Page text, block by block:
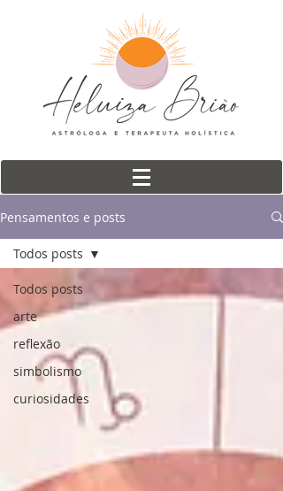
Pensamentos e posts
Todos posts
arte
reflexão
simbolismo
curiosidades
Todos posts